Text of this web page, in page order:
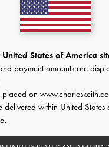
っていなかったので、
してよかったと思って
States of America
payment amounts are
placed on
delivered within United States